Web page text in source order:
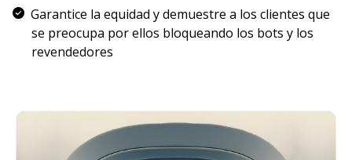
Garantice la equidad y demuestre a los clientes que
se preocupa por ellos bloqueando los bots y los
revendedores